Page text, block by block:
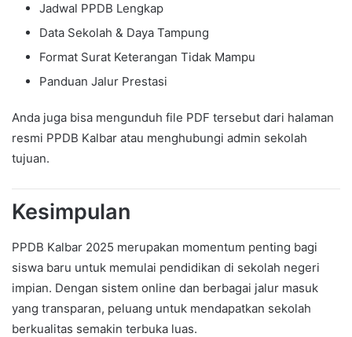
Jadwal PPDB Lengkap
Data Sekolah & Daya Tampung
Format Surat Keterangan Tidak Mampu
Panduan Jalur Prestasi
Anda juga bisa mengunduh file PDF tersebut dari halaman
resmi PPDB Kalbar atau menghubungi admin sekolah
tujuan.
Kesimpulan
PPDB Kalbar 2025 merupakan momentum penting bagi
siswa baru untuk memulai pendidikan di sekolah negeri
impian. Dengan sistem online dan berbagai jalur masuk
yang transparan, peluang untuk mendapatkan sekolah
berkualitas semakin terbuka luas.